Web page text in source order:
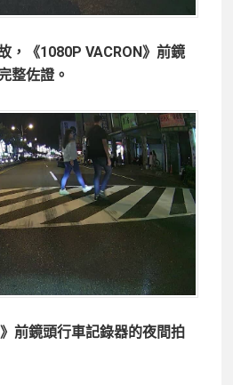
，《1080P VACRON》前鏡
整佐證。
前鏡頭行車記錄器的夜間拍